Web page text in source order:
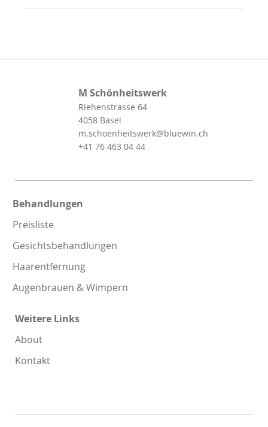
Behandlungen
Preisliste
Gesichtsbehandlungen
Haarentfernung
Augenbrauen & Wimpern
Weitere Links
About
Kontakt
M Schönheitswerk
Riehenstrasse 64
4058 Basel
m.schoenheitswerk@bluewin.ch
+41 76 463 04 44